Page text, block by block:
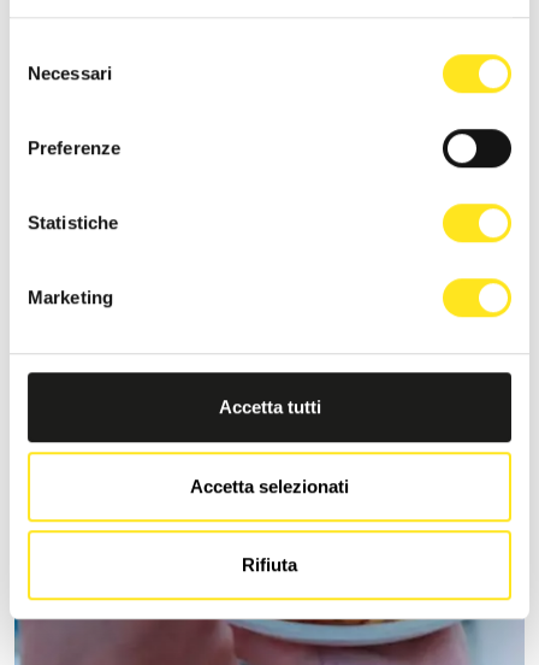
delNecessari
Preferenze
Statistiche
Marketing
Accetta tutti
Accetta selezionati
Rifiuta
4 - 9 AGOSTO 2026
DONNAFUGATA FILM FESTIVAL - XVIII EDIZIONE